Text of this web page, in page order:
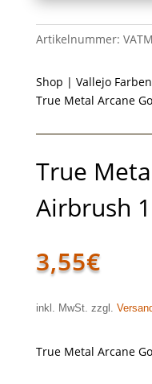
Artikelnummer:
Shop | Vallejo Farben
True Metal Arcane
True
Airbrush
3,55€
inkl. MwSt. zzgl.
True Metal Arcane